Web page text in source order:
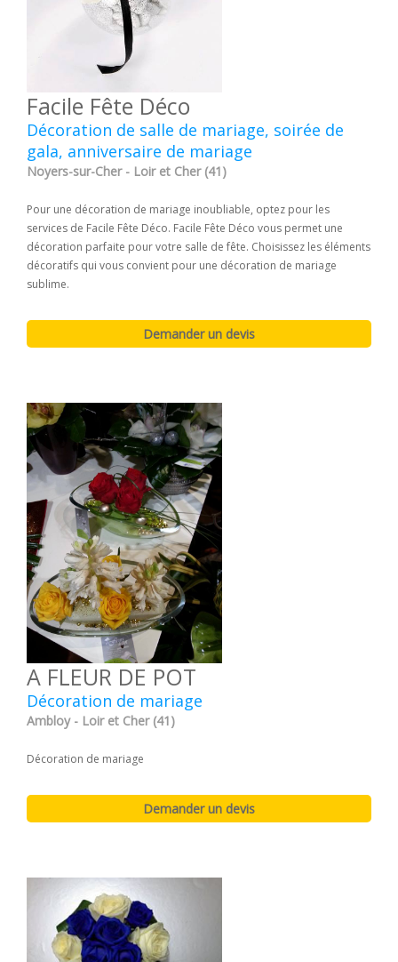
Facile Fête Déco
Décoration de salle de mariage, soirée de
gala, anniversaire de mariage
Noyers-sur-Cher - Loir et Cher (41)
Pour une décoration de mariage inoubliable, optez pour les
services de Facile Fête Déco. Facile Fête Déco vous permet une
décoration parfaite pour votre salle de fête. Choisissez les éléments
décoratifs qui vous convient pour une décoration de mariage
sublime.
A FLEUR DE POT
Décoration de mariage
Ambloy - Loir et Cher (41)
Décoration de mariage